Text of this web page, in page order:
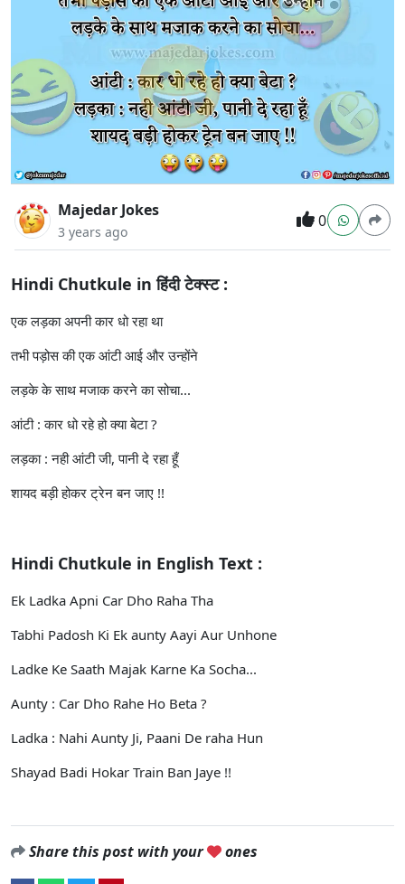
Majedar Jokes
3 years ago
0
Hindi Chutkule in हिंदी टेक्स्ट :
एक लड़का अपनी कार धो रहा था
तभी पड़ोस की एक आंटी आई और उन्होंने
लड़के के साथ मजाक करने का सोचा...
आंटी : कार धो रहे हो क्या बेटा ?
लड़का : नही आंटी जी, पानी दे रहा हूँ
शायद बड़ी होकर ट्रेन बन जाए !!
Hindi Chutkule in English Text :
Ek Ladka Apni Car Dho Raha Tha
Tabhi Padosh Ki Ek aunty Aayi Aur Unhone
Ladke Ke Saath Majak Karne Ka Socha...
Aunty : Car Dho Rahe Ho Beta ?
Ladka : Nahi Aunty Ji, Paani De raha Hun
Shayad Badi Hokar Train Ban Jaye !!
Share this post with your ones